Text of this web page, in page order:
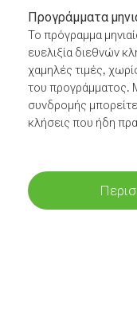
Προγράμματα
Το πρόγραμμα
ευελιξία διεθνών
χαμηλές τιμές,
του προγράμματος.
συνδρομής
κλήσεις που ήδη